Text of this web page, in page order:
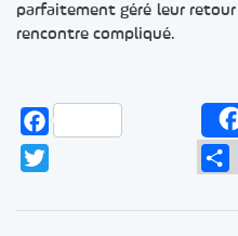
parfaitement géré leur
rencontre compliqué.
Facebook